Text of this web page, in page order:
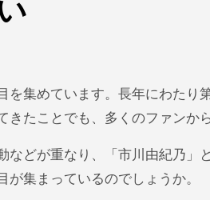
たことでも、多くのファンか
どが重なり、「市川由紀乃」
集まっているのでしょうか。